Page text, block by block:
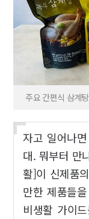
주요 간편식 삼계
자고 일어나
대. 뭐부터 만
활]이 신제품
만한 제품들
비생활 가이